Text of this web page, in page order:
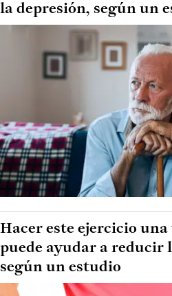
la depresión, según un
Hacer este ejercicio una
puede ayudar a reducir
según un estudio